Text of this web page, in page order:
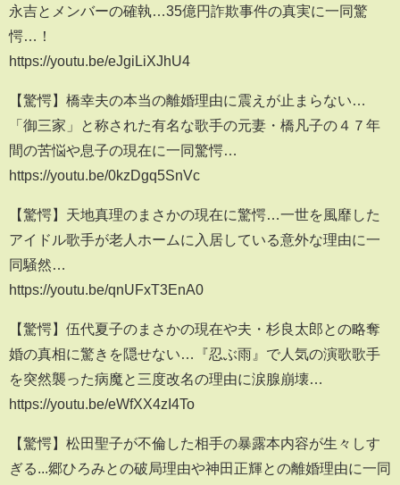
永吉とメンバーの確執…35億円詐欺事件の真実に一同驚
愕…！
https://youtu.be/eJgiLiXJhU4
【驚愕】橋幸夫の本当の離婚理由に震えが止まらない…
「御三家」と称された有名な歌手の元妻・橋凡子の４７年
間の苦悩や息子の現在に一同驚愕…
https://youtu.be/0kzDgq5SnVc
【驚愕】天地真理のまさかの現在に驚愕…一世を風靡した
アイドル歌手が老人ホームに入居している意外な理由に一
同騒然…
https://youtu.be/qnUFxT3EnA0
【驚愕】伍代夏子のまさかの現在や夫・杉良太郎との略奪
婚の真相に驚きを隠せない…『忍ぶ雨』で人気の演歌歌手
を突然襲った病魔と三度改名の理由に涙腺崩壊…
https://youtu.be/eWfXX4zI4To
【驚愕】松田聖子が不倫した相手の暴露本内容が生々しす
ぎる...郷ひろみとの破局理由や神田正輝との離婚理由に一同